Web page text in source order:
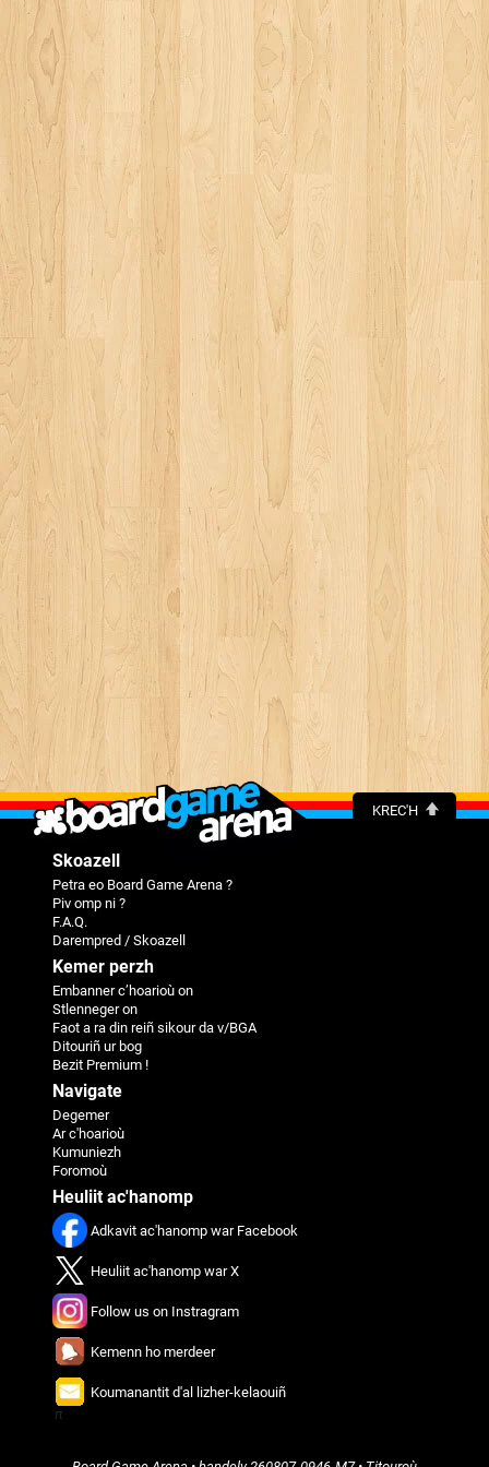
KREC'H
Skoazell
Petra eo Board Game Arena ?
Piv omp ni ?
F.A.Q.
Darempred / Skoazell
Kemer perzh
Embanner c’hoarioù on
Stlenneger on
Faot a ra din reiñ sikour da v/BGA
Ditouriñ ur bog
Bezit Premium !
Navigate
Degemer
Ar c'hoarioù
Kumuniezh
Foromoù
Heuliit ac'hanomp
Adkavit ac'hanomp war Facebook
Heuliit ac'hanomp war X
Follow us on Instragram
Kemenn ho merdeer
Koumanantit d'al lizher-kelaouiñ
π